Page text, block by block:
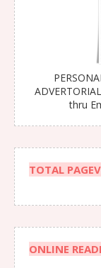
thru
TOTAL
ONLINE